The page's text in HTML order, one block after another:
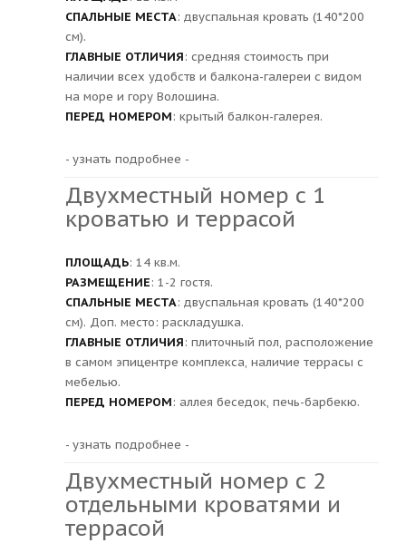
СПАЛЬНЫЕ МЕСТА: двуспальная кровать (140*200
см).
ГЛАВНЫЕ ОТЛИЧИЯ: средняя стоимость при
наличии всех удобств и балкона-галереи с видом
на море и гору Волошина.
ПЕРЕД НОМЕРОМ: крытый балкон-галерея.
- узнать подробнее -
Двухместный номер с 1
кроватью и террасой
ПЛОЩАДЬ: 14 кв.м.
РАЗМЕЩЕНИЕ: 1-2 гостя.
СПАЛЬНЫЕ МЕСТА: двуспальная кровать (140*200
см). Доп. место: раскладушка.
ГЛАВНЫЕ ОТЛИЧИЯ: плиточный пол, расположение
в самом эпицентре комплекса, наличие террасы с
мебелью.
ПЕРЕД НОМЕРОМ: аллея беседок, печь-барбекю.
- узнать подробнее -
Двухместный номер с 2
отдельными кроватями и
террасой